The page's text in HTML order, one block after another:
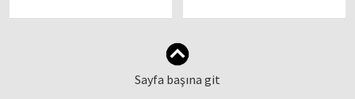
Sayfa başına git